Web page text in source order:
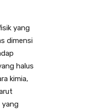
yang
dimensi
halus
kimia,
yang